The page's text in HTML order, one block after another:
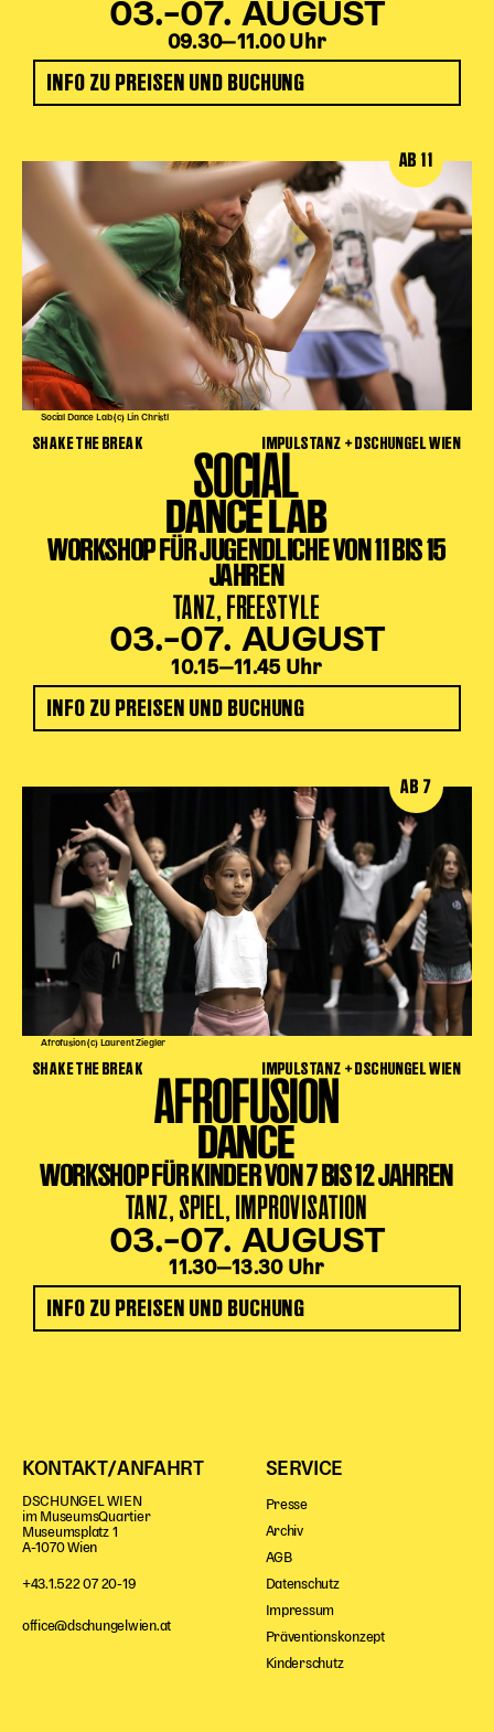
03.–07. AUGUST
09.30‒11.00 Uhr
INFO ZU PREISEN UND BUCHUNG
Social Dance Lab (c) Lin Christl
AB 11
SHAKE THE BREAK IMPULSTANZ + DSCHUNGEL WIEN
SOCIAL
DANCE LAB
WORKSHOP FÜR JUGENDLICHE VON 11 BIS 15
JAHREN
TANZ, FREESTYLE
03.–07. AUGUST
10.15‒11.45 Uhr
INFO ZU PREISEN UND BUCHUNG
Afrofusion (c) Laurent Ziegler
AB 7
SHAKE THE BREAK IMPULSTANZ + DSCHUNGEL WIEN
AFROFUSION
DANCE
WORKSHOP FÜR KINDER VON 7 BIS 12 JAHREN
TANZ, SPIEL, IMPROVISATION
03.–07. AUGUST
11.30‒13.30 Uhr
INFO ZU PREISEN UND BUCHUNG
KONTAKT/ANFAHRT
DSCHUNGEL WIEN
im MuseumsQuartier
Museumsplatz 1
A-1070 Wien
+43.1.522 07 20-19
office@dschungelwien.at
SERVICE
Presse
Archiv
AGB
Datenschutz
Impressum
Präventionskonzept
Kinderschutz